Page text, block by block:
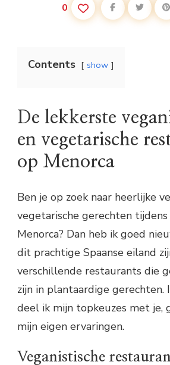
0
Contents show
De lekkerste
en vegetarische
op Menorca
Ben je op zoek naar heerlijke
vegetarische gerechten
Menorca? Dan heb ik goed
dit prachtige Spaanse eiland
verschillende restaurants die
zijn in plantaardige
deel ik mijn topkeuzes met je,
mijn eigen ervaringen.
Veganistische